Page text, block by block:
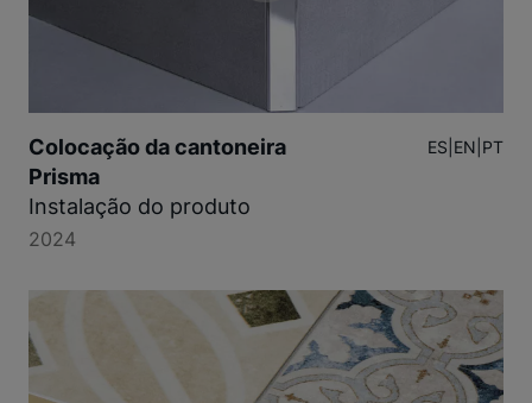
Colocação da cantoneira
Prisma
Instalação do produto
2024
ES EN PT